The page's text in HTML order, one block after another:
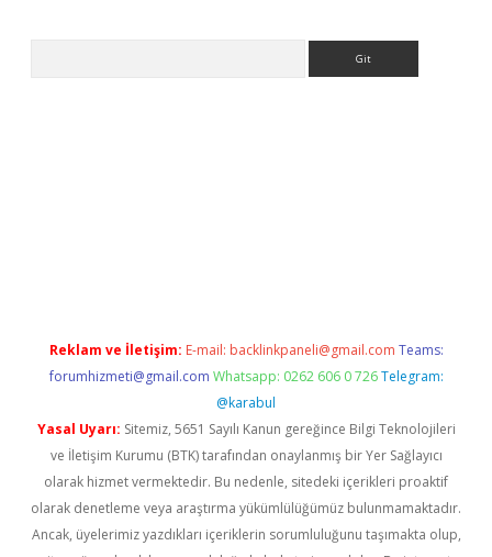
Reklam ve İletişim: E-mail: backlinkpaneli@gmail.com Teams:
forumhizmeti@gmail.com Whatsapp: 0262 606 0 726 Telegram:
@karabul
Yasal Uyarı: Sitemiz, 5651 Sayılı Kanun gereğince Bilgi Teknolojileri
ve İletişim Kurumu (BTK) tarafından onaylanmış bir Yer Sağlayıcı
olarak hizmet vermektedir. Bu nedenle, sitedeki içerikleri proaktif
olarak denetleme veya araştırma yükümlülüğümüz bulunmamaktadır.
Ancak, üyelerimiz yazdıkları içeriklerin sorumluluğunu taşımakta olup,